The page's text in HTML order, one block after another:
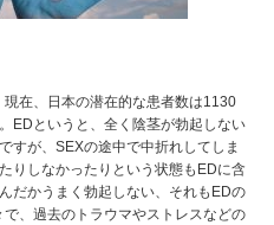
在、日本の潜在的な患者数は1130
EDというと、全く陰茎が勃起しない
すが、SEXの途中で中折れしてしま
りしなかったりという状態もEDに含
だかうまく勃起しない、それもEDの
、過去のトラウマやストレスなどの